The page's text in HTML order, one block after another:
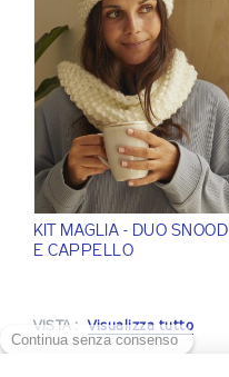
KIT MAGLIA - DUO SNOOD
E CAPPELLO
VISTA : Visualizza tutto